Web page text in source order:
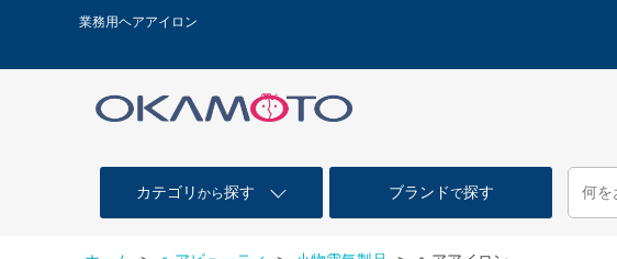
業務用ヘアアイロン
カテゴリ から探す ブランドで探す